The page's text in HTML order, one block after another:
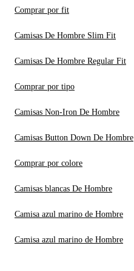
Comprar por fit
Camisas De Hombre Slim Fit
Camisas De Hombre Regular Fit
Comprar por tipo
Camisas Non-Iron De Hombre
Camisas Button Down De Hombre
Comprar por colore
Camisas blancas De Hombre
Camisa azul marino de Hombre
Camisa azul marino de Hombre